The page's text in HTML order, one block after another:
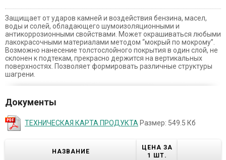
Защищает от ударов камней и воздействия бензина, масел,
воды и солей, обладающего шумоизоляционными и
антикоррозионными свойствами. Может окрашиваться любыми
лакокрасочными материалами методом “мокрый по мокрому”.
Возможно нанесение толстослойного покрытия в один слой, не
склонен к подтекам, прекрасно держится на вертикальных
поверхностях. Позволяет формировать различные структуры
шагрени.
Документы
ТЕХНИЧЕСКАЯ КАРТА ПРОДУКТА Размер: 549.5 Кб
НАЗВАНИЕ
ЦЕНА ЗА
1 ШТ.